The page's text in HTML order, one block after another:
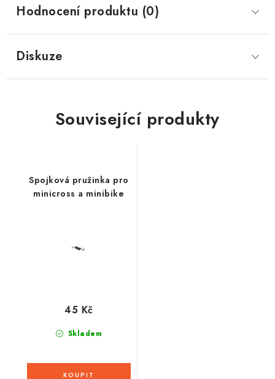
Hodnocení produktu (0)
Diskuze
Související produkty
Spojková pružinka pro
minicross a minibike
Skladem
45 Kč